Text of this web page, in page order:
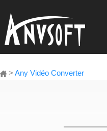
> Any Vidéo Converter